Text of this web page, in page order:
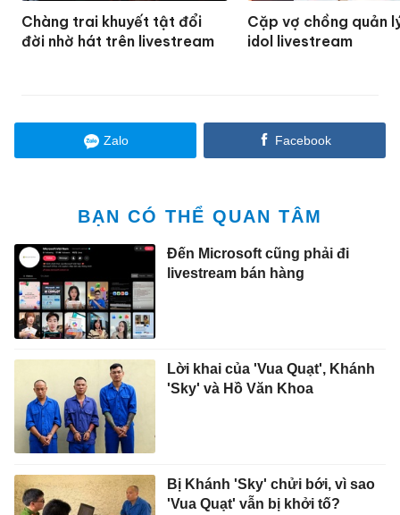
Chàng trai khuyết tật đổi
đời nhờ hát trên livestream
Cặp vợ chồng quản
idol livestream
Zalo Facebook
BẠN CÓ THỂ QUAN TÂM
Đến Microsoft cũng phải đi
livestream bán hàng
Lời khai của 'Vua Quạt', Khánh
'Sky' và Hồ Văn Khoa
Bị Khánh 'Sky' chửi bới, vì sao
'Vua Quạt' vẫn bị khởi tố?